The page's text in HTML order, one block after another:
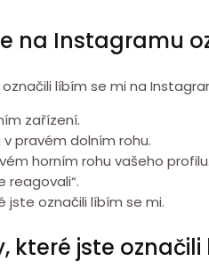
na Instagramu
líbím se mi na
zařízení.
pravém dolním rohu.
horním rohu vašeho profilu.
reagovali“.
jste označili líbím se mi.
které jste